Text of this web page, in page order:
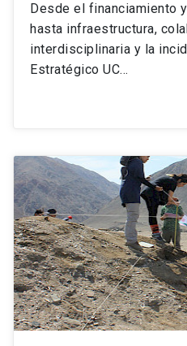
Desde el financiamiento
hasta infraestructura,
interdisciplinaria y la
Estratégico UC…